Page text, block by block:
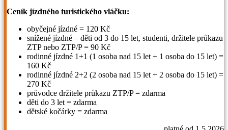
Ceník jízdného turistického vláčku:
obyčejné jízdné = 120 Kč
snížené jízdné – děti od 3 do 15 let, studenti, držitele průkazu
ZTP nebo ZTP/P = 90 Kč
rodinné jízdné 1+1 (1 osoba nad 15 let + 1 osoba do 15 let) =
160 Kč
rodinné jízdné 2+2 (2 osoba nad 15 let + 2 osoba do 15 let) =
270 Kč
průvodce držitele průkazu ZTP/P = zdarma
děti do 3 let = zdarma
dětské kočárky = zdarma